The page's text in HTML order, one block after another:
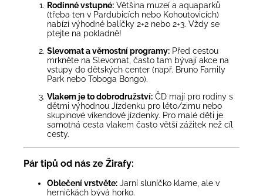
Rodinné vstupné: Většina muzeí a aquaparků
(třeba ten v Pardubicích nebo Kohoutovicích)
nabízí výhodné balíčky 2+2 nebo 2+3. Vždy se
ptejte na pokladně!
Slevomat a věrnostní programy: Před cestou
mrkněte na Slevomat, často tam bývají akce na
vstupy do dětských center (např. Bruno Family
Park nebo Toboga Bongo).
Vlakem je to dobrodružství: ČD mají pro rodiny s
dětmi výhodnou Jízdenku pro léto/zimu nebo
skupinové víkendové jízdenky. Pro malé děti je
samotná cesta vlakem často větší zážitek než cíl
cesty.
Pár tipů od nás ze Žirafy:
Oblečení vrstvěte: Jarní sluníčko klame, ale v
herničkách bývá horko.